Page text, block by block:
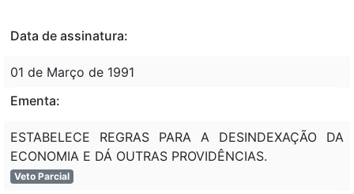
Data de assinatura:
01 de Março de 1991
Ementa:
ESTABELECE REGRAS PARA A DESINDEXAÇÃO DA
ECONOMIA E DÁ OUTRAS PROVIDÊNCIAS.
Veto Parcial